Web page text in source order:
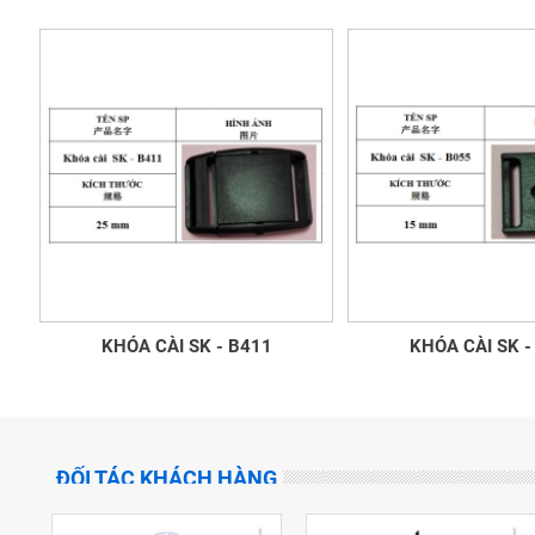
KHÓA CÀI SK - B411 KHÓA CÀI SK
ĐỐI TÁC KHÁCH HÀNG